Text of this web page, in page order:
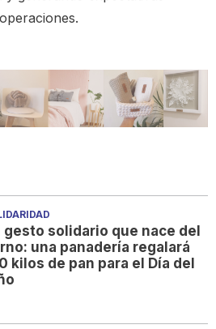
gesto solidario que nace del
una panadería regalará
kilos de pan para el Día del